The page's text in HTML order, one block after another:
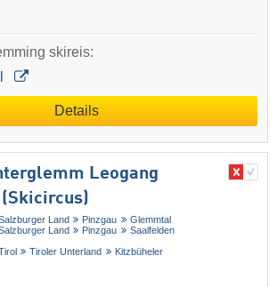
skireis:
Details
Leogang
Land Pinzgau
Glemmtal
Land Pinzgau
Saalfelden
Tiroler Unterland
Kitzbüheler